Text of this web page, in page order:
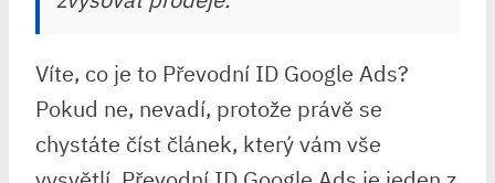
Víte, co je to Převodní ID Google Ads?
Pokud ne, nevadí, protože právě se
chystáte číst článek, který vám vše